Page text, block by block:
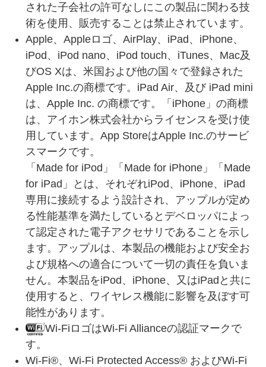
された子会社の許可なしにこの製品に関わる技
術を使用、販売することは禁止されています。
Apple、Appleロゴ、AirPlay、iPad、iPhone、
iPod、iPod nano、iPod touch、iTunes、Mac及
びOS Xは、米国および他の国々で登録された
Apple Inc.の商標です。iPad Air、及び iPad mini
は、Apple Inc. の商標です。「iPhone」の商標
は、アイホン株式会社からライセンスを受け使
用しています。App StoreはApple Inc.のサービ
スマークです。
「Made for iPod」「Made for iPhone」「Made
for iPad」とは、それぞれiPod、iPhone、iPad
専用に接続するよう設計され、アップルが定め
る性能基準を満たしているとデベロッパによっ
て認定された電子アクセサリであることを示し
ます。アップルは、本製品の機能および安全お
よび規格への適合について一切の責任を負いま
せん。本製品をiPod、iPhone、又はiPadと共に
使用すると、ワイヤレス機能に影響を及ぼす可
能性があります。
Wi-FiロゴはWi-Fi Allianceの認証マークで
す。
Wi-Fi®、Wi-Fi Protected Access® およびWi-Fi